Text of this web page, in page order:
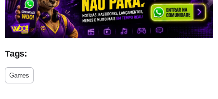
Tags:
Games